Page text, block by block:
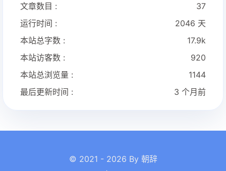
文章数目 :
37
运行时间 :
2046 天
本站总字数 :
17.9k
本站访客数 :
920
本站总浏览量 :
1144
最后更新时间 :
3 个月前
© 2021 - 2026 By 朝辞